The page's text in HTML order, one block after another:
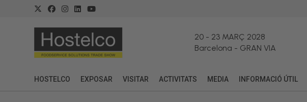
20- 23 MARÇ 2028
Barcelona - GRAN VIA
HOSTELCO EXPOSAR VISITAR ACTIVITATS MEDIA INFORMACIÓ ÚTIL